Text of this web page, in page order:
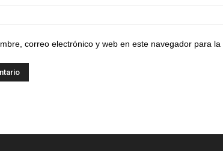
correo electrónico y web en este navegador para la